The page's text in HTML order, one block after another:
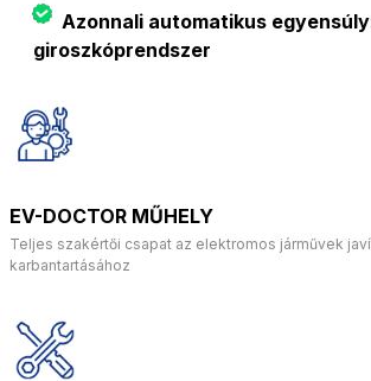
Azonnali automatikus
giroszkóprendszer
EV-DOCTOR MŰHELY
Teljes szakértői csapat az elektromos járművek
karbantartásához